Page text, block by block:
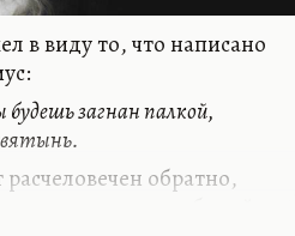
в виду то, что написано
загнан палкой,
обратно,